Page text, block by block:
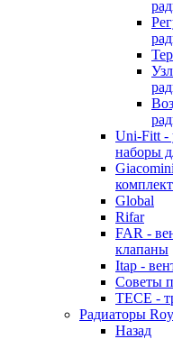
Uni-Fitt -
наборы
Global
Rifar
FAR -
клапаны
Itap -
Советы
TECE -
Радиаторы
Назад